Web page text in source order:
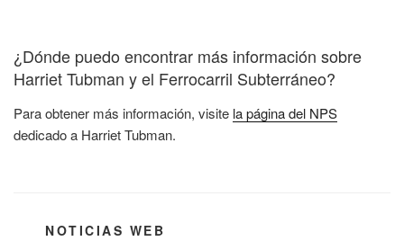
¿Dónde puedo encontrar más información sobre
Harriet Tubman y el Ferrocarril Subterráneo?
Para obtener más información, visite la página del NPS
dedicado a Harriet Tubman.
CATEGORÍAS
NOTICIAS WEB